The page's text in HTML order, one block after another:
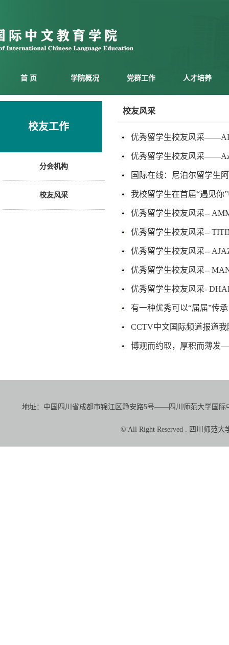
首 页 学院概况 党群工作 人才培养
校友工作
分会机构
校友风采
校友风采
优秀留学生校友风采
优秀留学生校友风采
国际在线：尼泊尔留学生
我校留学生在首届“遇见你
优秀留学生校友风采--
优秀留学生校友风采--
优秀留学生校友风采--
优秀留学生校友风采--
优秀留学生校友风采-
有一种优秀可以“届届”传承
CCTV中文国际频道报道
博观而约取，厚积而薄发
地址：中国四川省成都市锦江区静安路5号——四川师范大学国
© All Right Reserved . 四川师范